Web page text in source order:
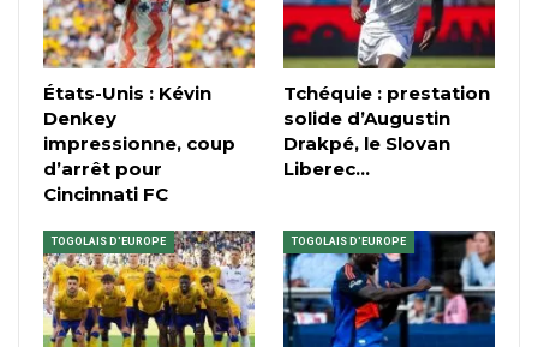
États-Unis : Kévin
Denkey
impressionne, coup
d’arrêt pour
Cincinnati FC
Tchéquie : prestation
solide d’Augustin
Drakpé, le Slovan
Liberec…
TOGOLAIS D'EUROPE TOGOLAIS D'EUROPE